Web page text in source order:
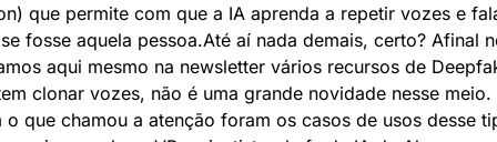
que permite com que a IA aprenda a repetir vozes e
fosse aquela pessoa.Até aí nada demais, certo? Afinal
aqui mesmo na newsletter vários recursos de
clonar vozes, não é uma grande novidade nesse meio.
o que chamou a atenção foram os casos de usos desse